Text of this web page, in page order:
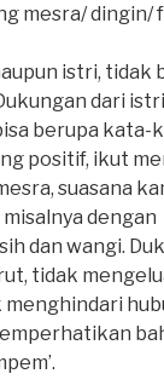
mesra/ dingin/
istri, tidak
dari
berupa kata-
positif, ikut
suasana
dengan
dan wangi.
tidak